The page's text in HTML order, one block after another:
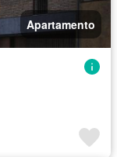
Apartamento